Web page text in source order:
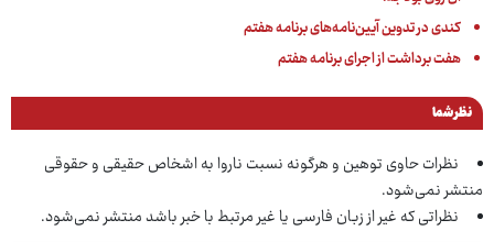
کندی در تدوین آیین‌نامه‌های برنامه هفتم
هفت برداشت از اجرای برنامه هفتم
نظر شما
نظرات حاوی توهین و هرگونه نسبت ناروا به اشخاص حقیقی و حقوقی
منتشر نمی‌شود.
نظراتی که غیر از زبان فارسی یا غیر مرتبط با خبر باشد منتشر نمی‌شود.